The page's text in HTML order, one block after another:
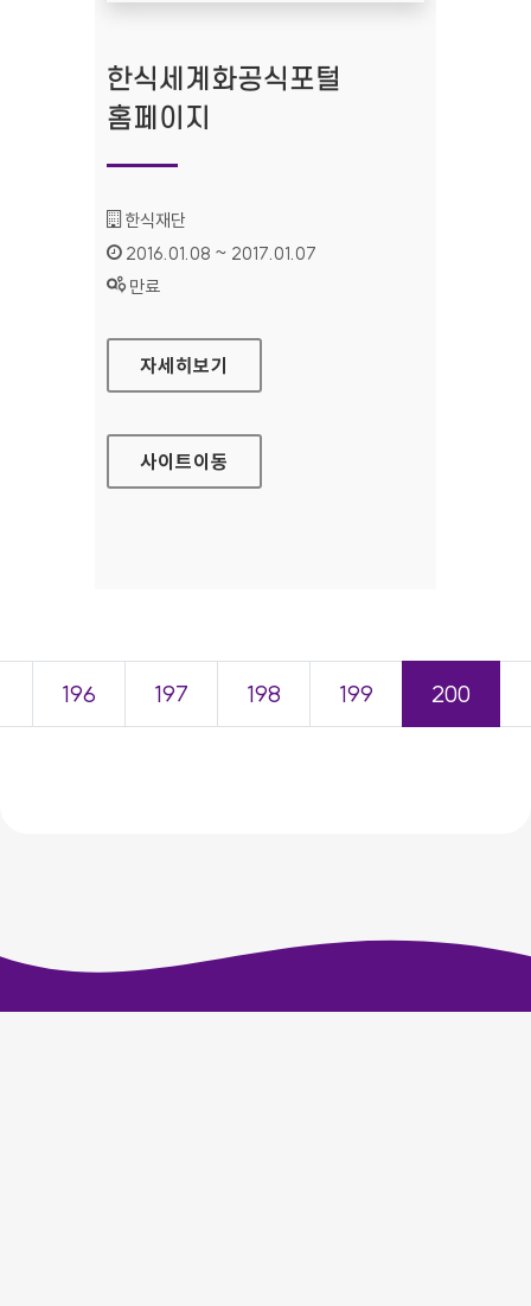
한식세계화공식포털
홈페이지
기관명 :
한식재단
인증기간 :
2016.01.08 ~ 2017.01.07
상태 :
만료
한식세계화공식포털 홈페이지
자세히보기
사이트이동
196 197 198 199 200